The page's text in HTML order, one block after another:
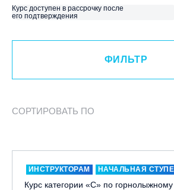
Курс доступен в рассрочку после
его подтверждения
Я ХОЧУ
КАТЕГОРИЯ
ЛЕКТОР
ФИЛЬТР
СОРТИРОВАТЬ ПО
ИНСТРУКТОРАМ НАЧАЛЬНАЯ
Курс категории «С» по горнолыжному